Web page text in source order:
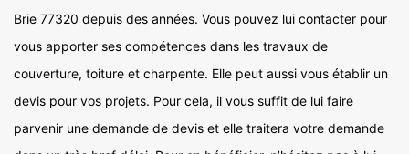
Brie 77320 depuis des années. Vous pouvez lui contacter pour
vous apporter ses compétences dans les travaux de
couverture, toiture et charpente. Elle peut aussi vous établir un
devis pour vos projets. Pour cela, il vous suffit de lui faire
parvenir une demande de devis et elle traitera votre demande